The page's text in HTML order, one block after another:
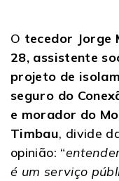
O tecedor Jorge
28, assistente
projeto de
seguro do
e morador do
Timbau, divide
opinião: “
é um serviço